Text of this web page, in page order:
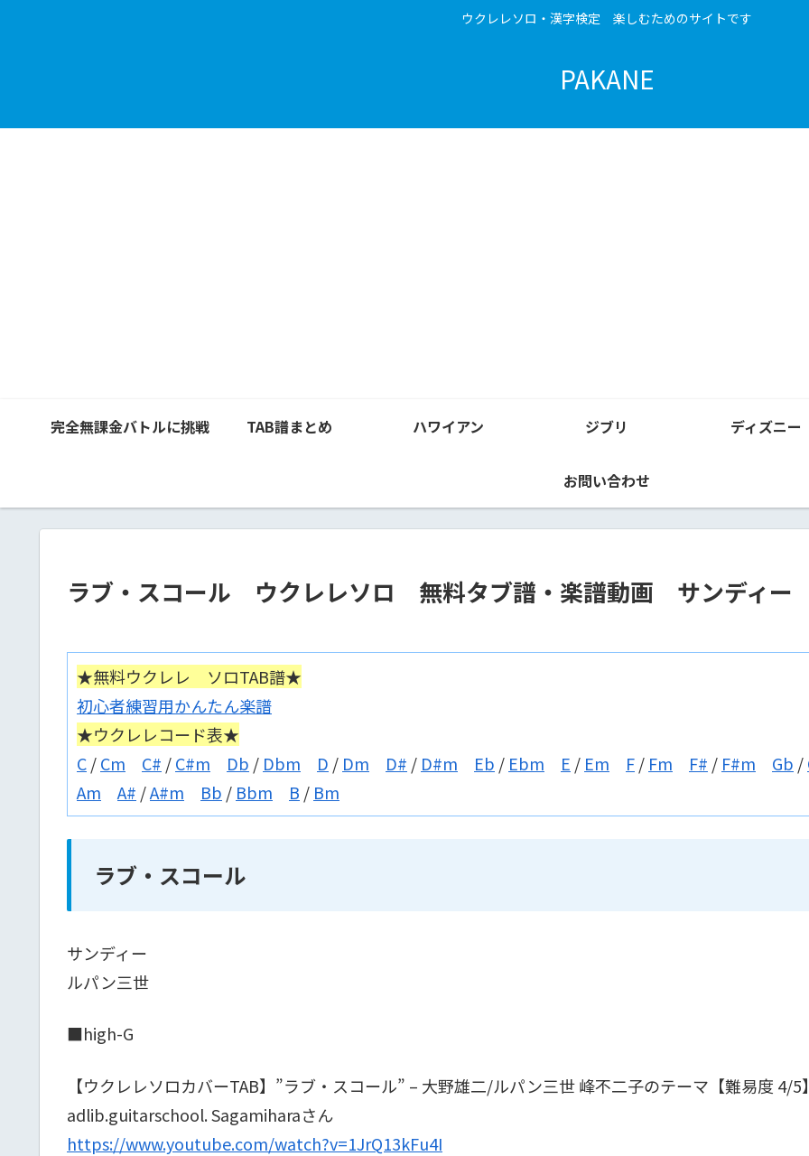
ウクレレソロ・漢字検定 楽しむためのサイトです
PAKANE
完全無課金バトルに挑戦 TAB譜まとめ ハワイアン ジブリ ディズニー
お問い合わせ
ラブ・スコール ウクレレソロ 無料タブ譜・楽譜動画 サンディー
★無料ウクレレ ソロTAB譜★
初心者練習用かんたん楽譜
★ウクレレコード表★
C/Cm C# /C#m Db / Dbm D / Dm D# / D#m Eb / Ebm E / Em F/ Fm F# / F#m Gb /
Am
A# /A#m Bb / Bbm B / Bm
ラブ・スコール
サンディー
ルパン三世
■high-G
【ウクレレソロカバーTAB】”ラブ・スコール” – 大野雄二/ルパン三世 峰不二子のテーマ【難易度 4/5
adlib.guitarschool. Sagamiharaさん
https://www.youtube.com/watch?v=1JrQ13kFu4I